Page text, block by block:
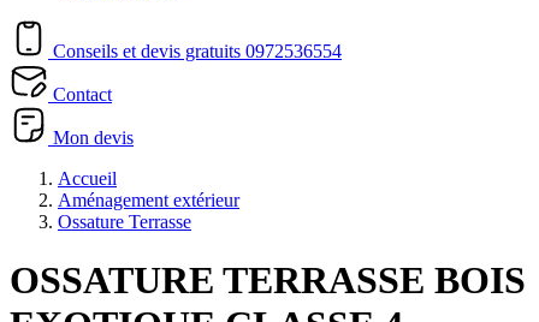
Conseils et devis gratuits 0972536554
Contact
Mon devis
Accueil
Aménagement extérieur
Ossature Terrasse
OSSATURE TERRASSE BOIS